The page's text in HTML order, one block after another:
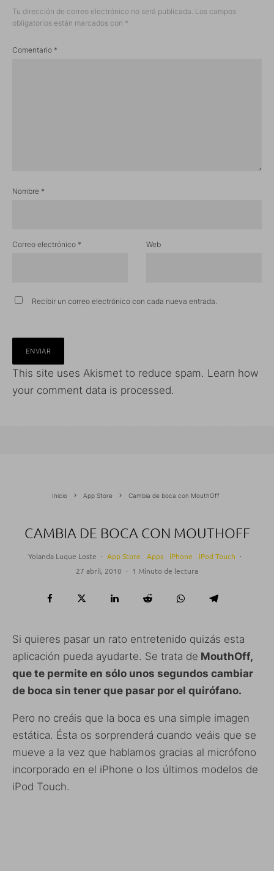
Tu dirección de correo electrónico no será publicada. Los campos
obligatorios están marcados con *
Comentario *
Nombre *
Correo electrónico * Web
Recibir un correo electrónico con cada nueva entrada.
This site uses Akismet to reduce spam. Learn how
your comment data is processed.
Inicio App Store Cambia de boca con MouthOff
CAMBIA DE BOCA CON MOUTHOFF
Yolanda Luque Loste · App Store Apps iPhone iPod Touch ·
27 abril, 2010 · 1 Minuto de lectura
Si quieres pasar un rato entretenido quizás esta
aplicación pueda ayudarte. Se trata de MouthOff,
que te permite en sólo unos segundos cambiar
de boca sin tener que pasar por el quirófano.
Pero no creáis que la boca es una simple imagen
estática. Ésta os sorprenderá cuando veáis que se
mueve a la vez que hablamos gracias al micrófono
incorporado en el iPhone o los últimos modelos de
iPod Touch.